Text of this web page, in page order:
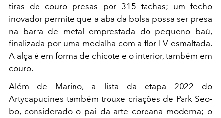
tiras de couro presas por 315 tachas; um fecho
inovador permite que a aba da bolsa possa ser presa
na barra de metal emprestada do pequeno baú,
finalizada por uma medalha com a flor LV esmaltada.
A alça é em forma de chicote e o interior, também em
couro.
Além de Marino, a lista da etapa 2022 do
Artycapucines também trouxe criações de Park Seo-
bo, considerado o pai da arte coreana moderna; o